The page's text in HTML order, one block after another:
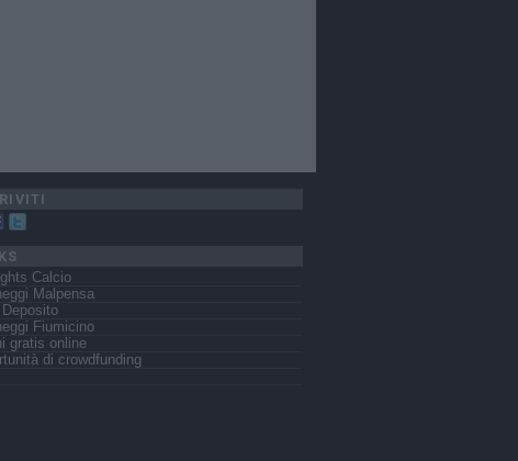
Calcio
Malpensa
Fiumicino
gratis online
di crowdfunding